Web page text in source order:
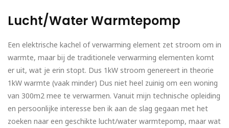
Lucht/Water Warmtepomp
Een elektrische kachel of verwarming element zet stroom om in
warmte, maar bij de traditionele verwarming elementen komt
er uit, wat je erin stopt. Dus 1kW stroom genereert in theorie
1kW warmte (vaak minder) Dus niet heel zuinig om een woning
van 300m2 mee te verwarmen. Vanuit mijn technische opleiding
en persoonlijke interesse ben ik aan de slag gegaan met het
zoeken naar een geschikte lucht/water warmtepomp, maar wat